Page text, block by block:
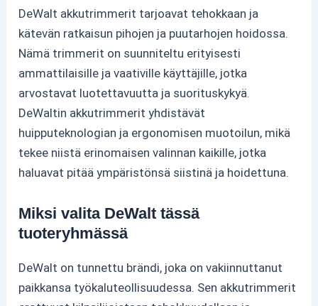
DeWalt akkutrimmerit tarjoavat tehokkaan ja
kätevän ratkaisun pihojen ja puutarhojen hoidossa.
Nämä trimmerit on suunniteltu erityisesti
ammattilaisille ja vaativille käyttäjille, jotka
arvostavat luotettavuutta ja suorituskykyä.
DeWaltin akkutrimmerit yhdistävät
huipputeknologian ja ergonomisen muotoilun, mikä
tekee niistä erinomaisen valinnan kaikille, jotka
haluavat pitää ympäristönsä siistinä ja hoidettuna.
Miksi valita DeWalt tässä
tuoteryhmässä
DeWalt on tunnettu brändi, joka on vakiinnuttanut
paikkansa työkaluteollisuudessa. Sen akkutrimmerit